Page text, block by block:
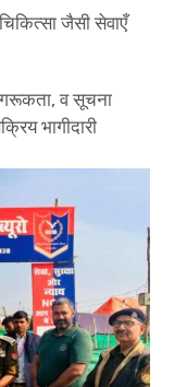
जैसी सेवाएँ
व सूचना
भागीदारी